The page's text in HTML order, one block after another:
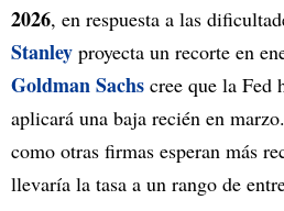
2026, en respuesta a las
Stanley proyecta un recorte en
Goldman Sachs cree que la Fed
aplicará una baja recién en
como otras firmas esperan más
llevaría la tasa a un rango de